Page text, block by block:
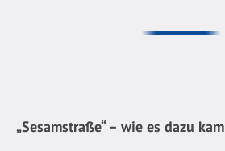
„Sesamstraße“ – wie es dazu kam